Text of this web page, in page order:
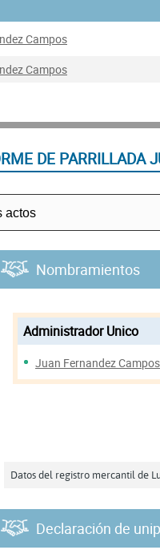
Campos
Campos
DE PARRILLADA
Nombramientos
Administrador Unico
Juan Fernandez Campos
Datos del registro mercantil de
Declaración de